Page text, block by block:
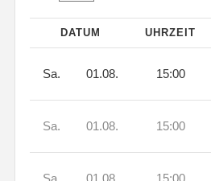
DATUM UHRZEIT
Sa. 01.08. 15:00
Sa. 01.08. 15:00
Sa. 01.08. 15:00